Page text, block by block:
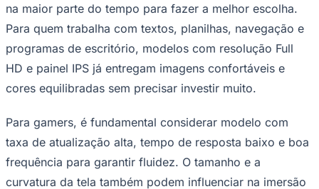
na maior parte do tempo para fazer a melhor escolha.
Para quem trabalha com textos, planilhas, navegação e
programas de escritório, modelos com resolução Full
HD e painel IPS já entregam imagens confortáveis e
cores equilibradas sem precisar investir muito.
Para gamers, é fundamental considerar modelo com
taxa de atualização alta, tempo de resposta baixo e boa
frequência para garantir fluidez. O tamanho e a
curvatura da tela também podem influenciar na imersão